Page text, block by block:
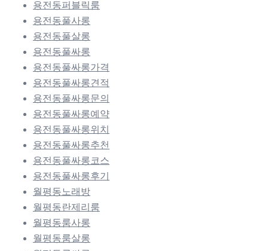
용전동퍼블릭룸
용전동풀사롱
용전동풀살롱
용전동풀싸롱
용전동풀싸롱가격
용전동풀싸롱견적
용전동풀싸롱문의
용전동풀싸롱예약
용전동풀싸롱위치
용전동풀싸롱추천
용전동풀싸롱코스
용전동풀싸롱후기
월평동노래방
월평동란제리룸
월평동룸사롱
월평동룸살롱